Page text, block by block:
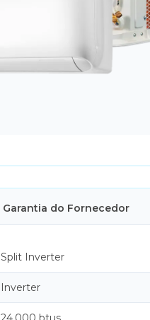
Garantia do Fornecedor
Split Inverter
Inverter